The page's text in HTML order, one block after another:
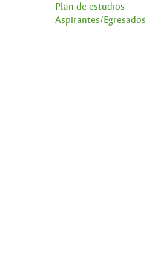
Plan de estudios
Aspirantes/Egresados